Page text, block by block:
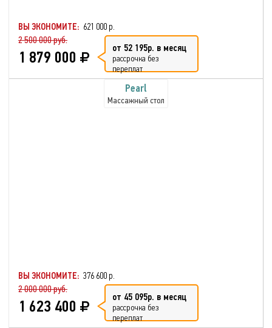
ВЫ ЭКОНОМИТЕ: 621 000 р.
2 500 000 руб.
1 879 000 от 52 195р. в месяц
рассрочка без
переплат
Pearl
Массажный стол
ВЫ ЭКОНОМИТЕ: 376 600 р.
2 000 000 руб.
1 623 400 от 45 095р. в месяц
рассрочка без
переплат